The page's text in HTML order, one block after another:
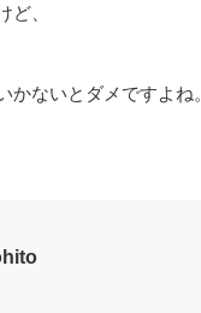
、
ないとダメですよね。